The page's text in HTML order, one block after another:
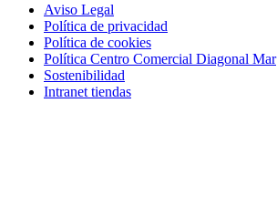
Aviso Legal
Política de privacidad
Política de cookies
Política Centro Comercial Diagonal Mar
Sostenibilidad
Intranet tiendas